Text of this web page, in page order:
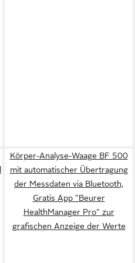
Körper-Analyse-Waage BF 500
mit automatischer Übertragung
der Messdaten via Bluetooth,
Gratis App "Beurer
HealthManager Pro" zur
grafischen Anzeige der Werte